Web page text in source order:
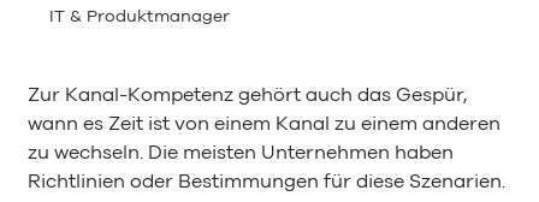
IT & Produktmanager
Zur Kanal-Kompetenz gehört auch das Gespür,
wann es Zeit ist von einem Kanal zu einem anderen
zu wechseln. Die meisten Unternehmen haben
Richtlinien oder Bestimmungen für diese Szenarien.